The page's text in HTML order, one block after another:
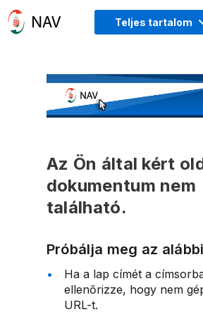
Teljes tartalom
Az Ön által kért
dokumentum nem
található.
Próbálja meg az
Ha a lap címét a
ellenőrizze, hogy nem
URL-t.